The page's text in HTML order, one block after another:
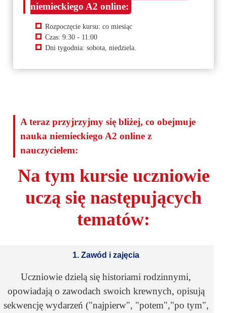
niemieckiego A2 online:
Rozpoczęcie kursu: co miesiąc
Czas: 9:30 - 11:00
Dni tygodnia: sobota, niedziela.
A teraz przyjrzyjmy się bliżej, co obejmuje
nauka niemieckiego A2 online z
nauczycielem:
Na tym kursie uczniowie
uczą się następujących
tematów:
1. Zawód i zajęcia
Uczniowie dzielą się historiami rodzinnymi,
opowiadają o zawodach swoich krewnych, opisują
sekwencję wydarzeń ("najpierw", "potem","po tym",